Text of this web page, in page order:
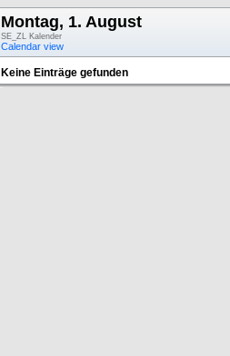
Montag, 1. August
SE_ZL Kalender
Calendar view
Keine Einträge gefunden